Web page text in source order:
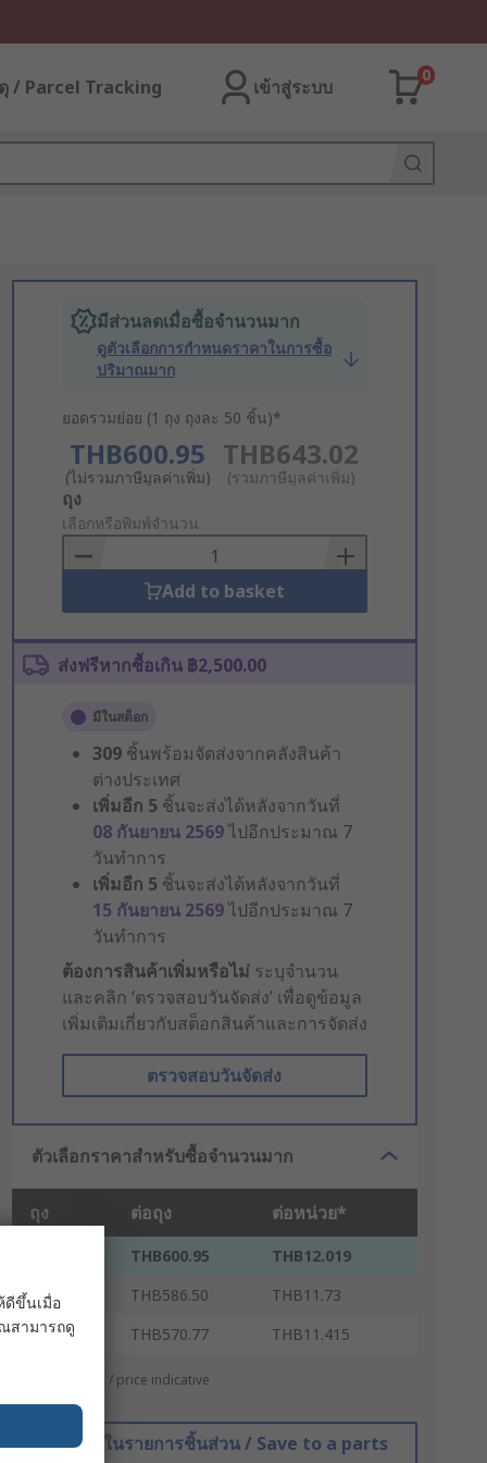
/ Parcel Tracking เข้าสู่ระบบ
0
มีส่วนลดเมื่อซื้อจำนวนมาก
ดูตัวเลือกการกำหนดราคาในการซื้อ
ปริมาณมาก
ยอดรวมย่อย (1 ถุง ถุงละ 50 ชิ้น)*
THB600.95
(ไม่รวมภาษีมูลค่าเพิ่ม)
THB643.02
(รวมภาษีมูลค่าเพิ่ม)
Add
to
Basket
ถุง
เลือกหรือพิมพ์จำนวน
Add to basket
ส่งฟรีหากซื้อเกิน ฿2,500.00
มีในสต็อก
309 ชิ้นพร้อมจัดส่งจากคลังสินค้า
ต่างประเทศ
เพิ่มอีก 5 ชิ้นจะส่งได้หลังจากวันที่
08 กันยายน 2569ไปอีกประมาณ 7
วันทำการ
เพิ่มอีก 5 ชิ้นจะส่งได้หลังจากวันที่
15 กันยายน 2569ไปอีกประมาณ 7
วันทำการ
ต้องการสินค้าเพิ่มหรือไม่ ระบุจำนวน
และคลิก ‘ตรวจสอบวันจัดส่ง’ เพื่อดูข้อมูล
เพิ่มเติมเกี่ยวกับสต็อกสินค้าและการจัดส่ง
ตรวจสอบวันจัดส่ง
ตัวเลือกราคาสำหรับซื้อจำนวนมาก
ถุง ต่อถุง ต่อหน่วย*
THB600.95
THB12.019
15 - 49
THB586.50
THB11.73
50 +
THB570.77 THB11.415
*ตัวบ่งบอกราคา / price indicative
บันทึกในรายการชิ้นส่วน / Save to a parts
ดีขึ้นเมื่อ
สามารถดู